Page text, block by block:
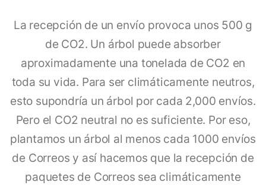
La recepción de un envío provoca unos 500 g
de CO2. Un árbol puede absorber
aproximadamente una tonelada de CO2 en
toda su vida. Para ser climáticamente neutros,
esto supondría un árbol por cada 2,000 envíos.
Pero el CO2 neutral no es suficiente. Por eso,
plantamos un árbol al menos cada 1000 envíos
de Correos y así hacemos que la recepción de
paquetes de Correos sea climáticamente